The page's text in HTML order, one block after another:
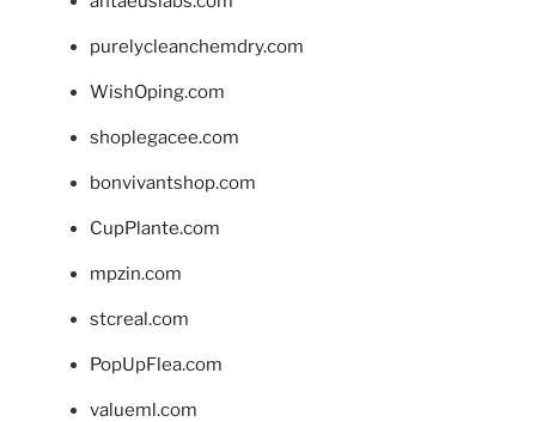
purelycleanchemdry.com
WishOping.com
shoplegacee.com
bonvivantshop.com
CupPlante.com
mpzin.com
stcreal.com
PopUpFlea.com
valueml.com